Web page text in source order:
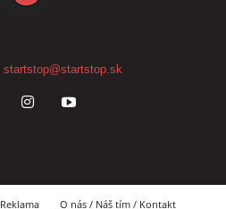
startstop@startstop.sk
Reklama O nás / Náš tím / Kontakt